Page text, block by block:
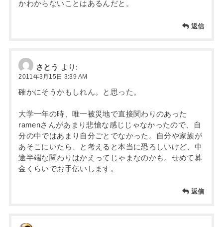
かわからないことはあるんだと。
返信
さとう より:
2011年3月15日 3:39 AM
確かにそうかもしれん。と思った。
大学一年の時、唯一被災地で直接関わりのあった
ramenさんがあまり悲愴な感じじゃなかったので、自
分の中ではあまり自分ごとでなかった。自分や家族が
あそこにいたら、と考えると本当に恐ろしいけど、中
途半端な関わりはかえってじゃまなのかも。せめて募
金くらいでお手伝いします。
返信